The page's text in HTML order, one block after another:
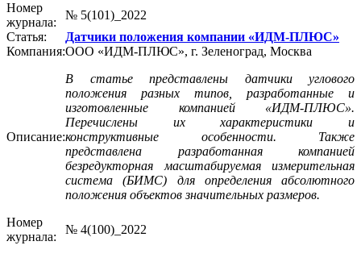
Номер
журнала:
№ 5(101)_2022
Статья:
Датчики положения компании «ИДМ-ПЛЮС»
Компания:ООО «ИДМ-ПЛЮС», г. Зеленоград, Москва
Описание:
В статье представлены датчики углового
положения разных типов, разработанные и
изготовленные компанией «ИДМ-ПЛЮС».
Перечислены их характеристики и
конструктивные особенности. Также
представлена разработанная компанией
безредукторная масштабируемая измерительная
система (БИМС) для определения абсолютного
положения объектов значительных размеров.
Номер
журнала:
№ 4(100)_2022